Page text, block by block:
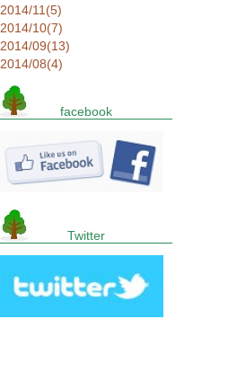
2014/11(5)
2014/10(7)
2014/09(13)
2014/08(4)
facebook
Twitter